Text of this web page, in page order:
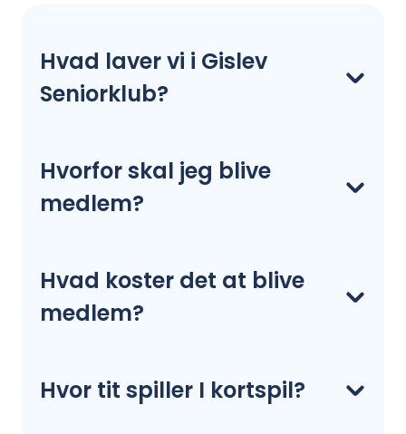
Hvad laver vi i Gislev
Seniorklub?
Hvorfor skal jeg blive
medlem?
Hvad koster det at blive
medlem?
Hvor tit spiller I kortspil?